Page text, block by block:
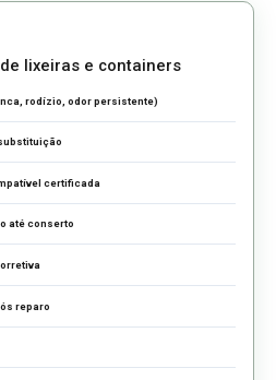
lixeiras e containers
rodízio, odor persistente)
certificada
até conserto
reparo